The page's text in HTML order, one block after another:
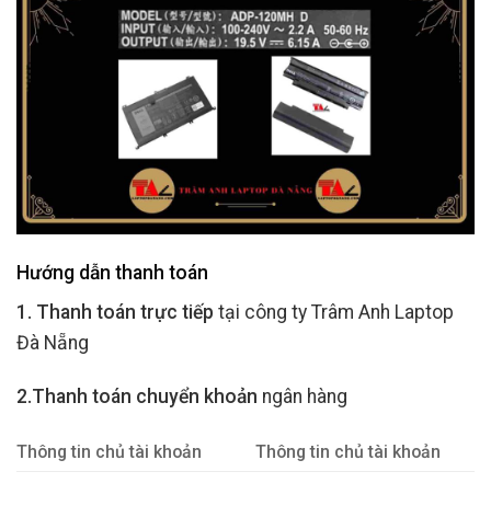
Hướng dẫn thanh toán
1. Thanh toán trực tiếp tại công ty Trâm Anh Laptop
Đà Nẵng
2.Thanh toán chuyển khoản ngân hàng
Thông tin chủ tài khoản Thông tin chủ tài khoản